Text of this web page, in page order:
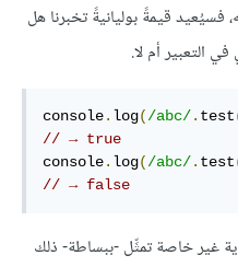
فسيُعيد قيمةً بوليانيةً تخبرنا هل
التعبير أم لا.
console. log(/abc/. test
// → true
console. log(/abc/. test
// → false
غير خاصة تمثِّل -ببساطة- ذلك